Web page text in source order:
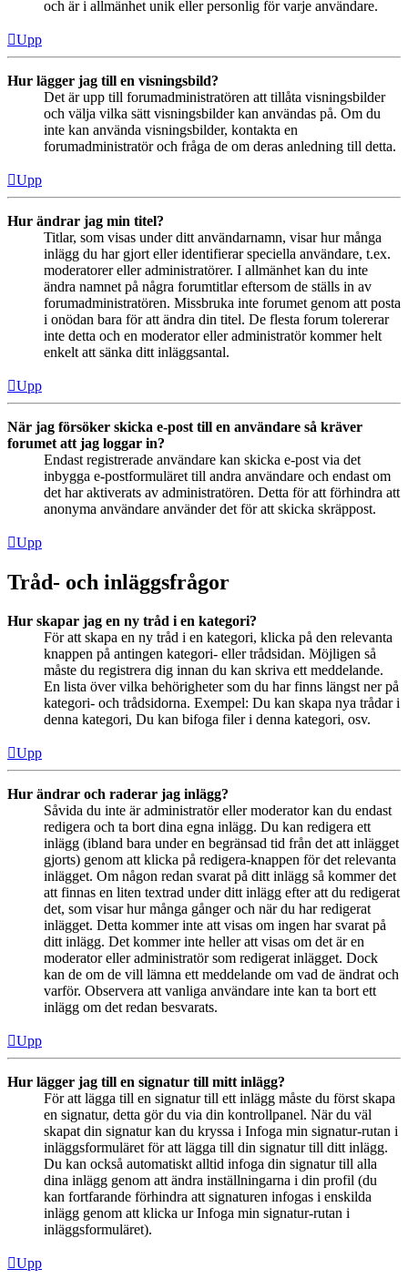
och är i allmänhet unik eller personlig för varje användare.
Upp
Hur lägger jag till en visningsbild?
Det är upp till forumadministratören att tillåta visningsbilder
och välja vilka sätt visningsbilder kan användas på. Om du
inte kan använda visningsbilder, kontakta en
forumadministratör och fråga de om deras anledning till detta.
Upp
Hur ändrar jag min titel?
Titlar, som visas under ditt användarnamn, visar hur många
inlägg du har gjort eller identifierar speciella användare, t.ex.
moderatorer eller administratörer. I allmänhet kan du inte
ändra namnet på några forumtitlar eftersom de ställs in av
forumadministratören. Missbruka inte forumet genom att posta
i onödan bara för att ändra din titel. De flesta forum tolererar
inte detta och en moderator eller administratör kommer helt
enkelt att sänka ditt inläggsantal.
Upp
När jag försöker skicka e-post till en användare så kräver
forumet att jag loggar in?
Endast registrerade användare kan skicka e-post via det
inbygga e-postformuläret till andra användare och endast om
det har aktiverats av administratören. Detta för att förhindra att
anonyma användare använder det för att skicka skräppost.
Upp
Tråd- och inläggsfrågor
Hur skapar jag en ny tråd i en kategori?
För att skapa en ny tråd i en kategori, klicka på den relevanta
knappen på antingen kategori- eller trådsidan. Möjligen så
måste du registrera dig innan du kan skriva ett meddelande.
En lista över vilka behörigheter som du har finns längst ner på
kategori- och trådsidorna. Exempel: Du kan skapa nya trådar i
denna kategori, Du kan bifoga filer i denna kategori, osv.
Upp
Hur ändrar och raderar jag inlägg?
Såvida du inte är administratör eller moderator kan du endast
redigera och ta bort dina egna inlägg. Du kan redigera ett
inlägg (ibland bara under en begränsad tid från det att inlägget
gjorts) genom att klicka på redigera-knappen för det relevanta
inlägget. Om någon redan svarat på ditt inlägg så kommer det
att finnas en liten textrad under ditt inlägg efter att du redigerat
det, som visar hur många gånger och när du har redigerat
inlägget. Detta kommer inte att visas om ingen har svarat på
ditt inlägg. Det kommer inte heller att visas om det är en
moderator eller administratör som redigerat inlägget. Dock
kan de om de vill lämna ett meddelande om vad de ändrat och
varför. Observera att vanliga användare inte kan ta bort ett
inlägg om det redan besvarats.
Upp
Hur lägger jag till en signatur till mitt inlägg?
För att lägga till en signatur till ett inlägg måste du först skapa
en signatur, detta gör du via din kontrollpanel. När du väl
skapat din signatur kan du kryssa i Infoga min signatur-rutan i
inläggsformuläret för att lägga till din signatur till ditt inlägg.
Du kan också automatiskt alltid infoga din signatur till alla
dina inlägg genom att ändra inställningarna i din profil (du
kan fortfarande förhindra att signaturen infogas i enskilda
inlägg genom att klicka ur Infoga min signatur-rutan i
inläggsformuläret).
Upp